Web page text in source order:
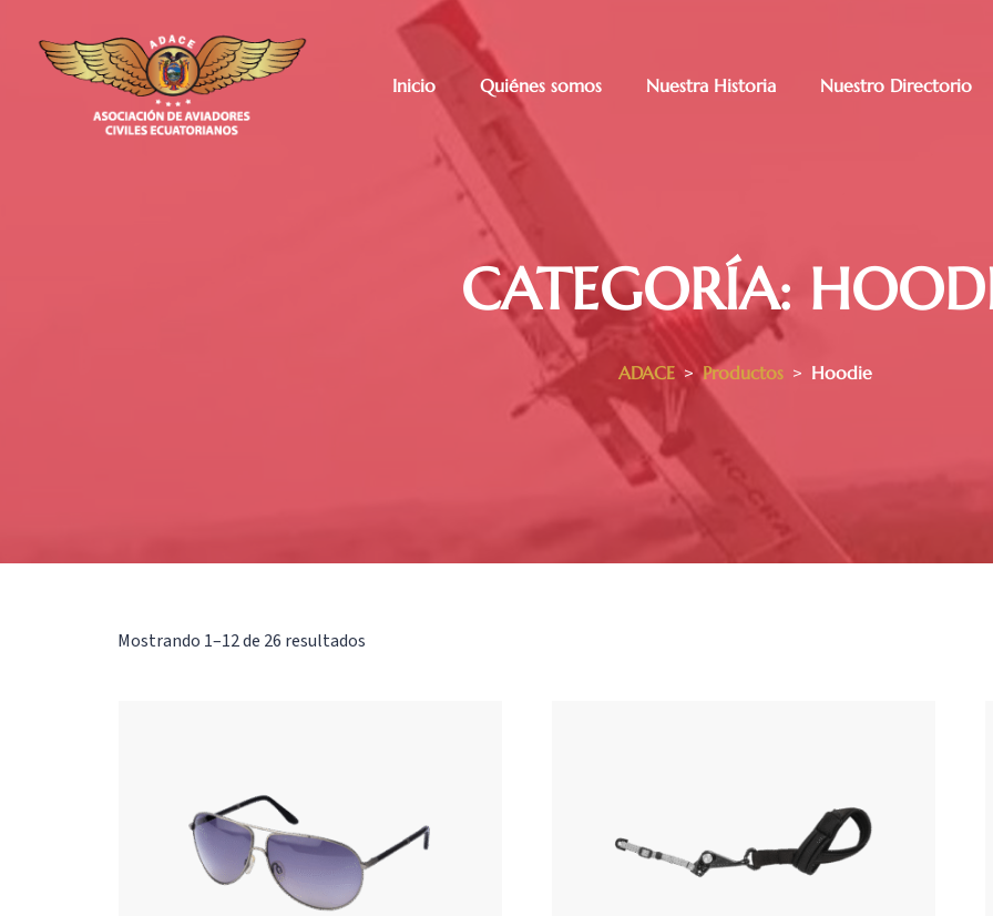
Inicio Quiénes somos Nuestra Historia Nuestro Directorio
CATEGORÍA:
ADACE > Productos > Hoodie
Mostrando 1–12 de 26 resultados